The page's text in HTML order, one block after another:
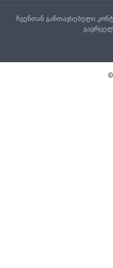
ჩვენთან განთავსებული
©